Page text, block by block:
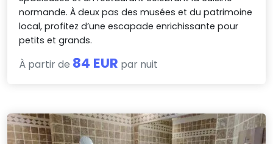
normande. À deux pas des musées et du patrimoine
local, profitez d’une escapade enrichissante pour
petits et grands.
À partir de 84 EUR par nuit